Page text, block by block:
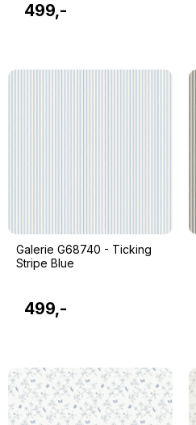
499,-
Galerie G68740 - Ticking
Stripe Blue
499,-